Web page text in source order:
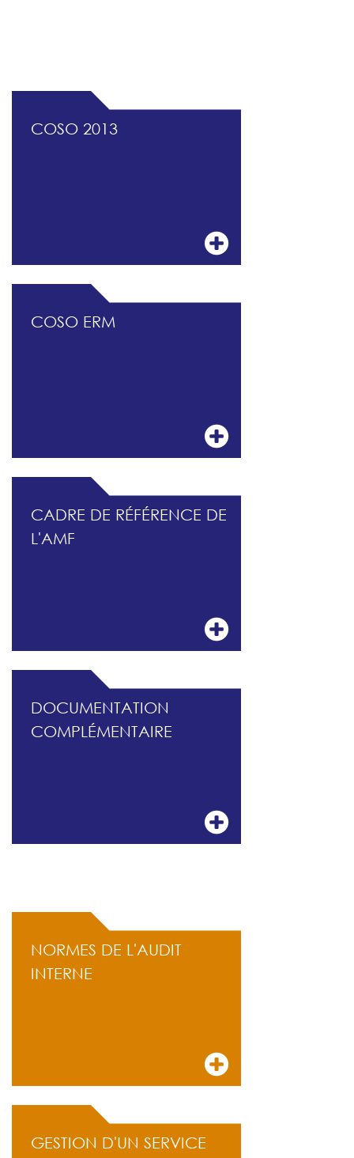
COSO 2013
COSO ERM
CADRE DE RÉFÉRENCE DE
L'AMF
DOCUMENTATION
COMPLÉMENTAIRE
NORMES DE L'AUDIT
INTERNE
GESTION D'UN SERVICE